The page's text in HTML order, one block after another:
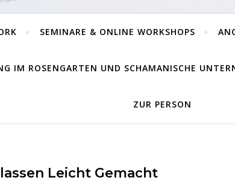
SEMINARE & ONLINE WORKSHOPS
IM ROSENGARTEN UND SCHAMANISCHE
ZUR PERSON
Leicht Gemacht